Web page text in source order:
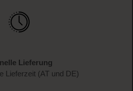
Lieferung
Lieferzeit (AT und DE)